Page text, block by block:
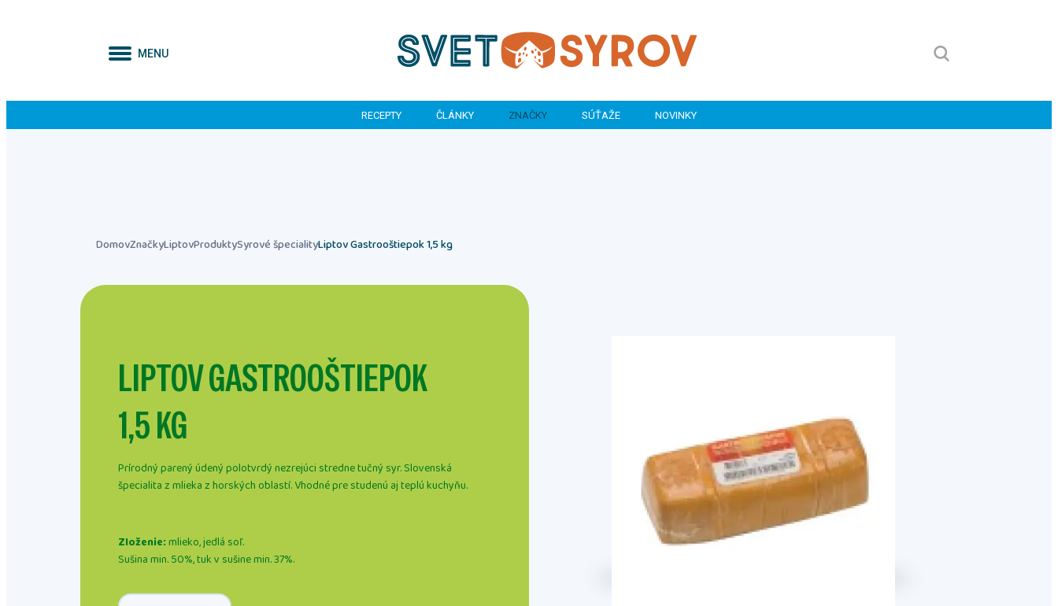
MENU
RECEPTY ČLÁNKY ZNAČKY SÚŤAŽE NOVINKY
DomovZnačkyLiptovProduktySyrové špecialityLiptov Gastrooštiepok 1,5 kg
LIPTOV GASTROOŠTIEPOK
1,5 KG
Prírodný parený údený polotvrdý nezrejúci stredne tučný syr. Slovenská
špecialita z mlieka z horských oblastí. Vhodné pre studenú aj teplú kuchyňu.
Zloženie:mlieko, jedlá soľ.
Sušina min. 50%, tuk v sušine min. 37%.